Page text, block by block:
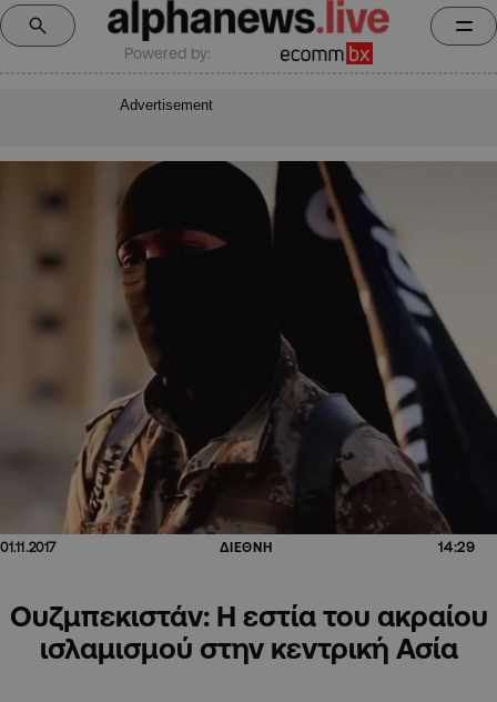
Powered by:
Advertisement
01.11.2017 ΔΙΕΘΝΗ 14:29
Ουζμπεκιστάν: Η εστία του ακραίου
ισλαμισμού στην κεντρική Ασία